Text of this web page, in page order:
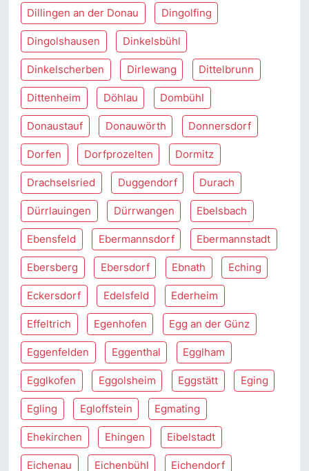
Dillingen an der Donau Dingolfing
Dingolshausen Dinkelsbühl
Dinkelscherben Dirlewang Dittelbrunn
Dittenheim Döhlau Dombühl
Donaustauf Donauwörth Donnersdorf
Dorfen Dorfprozelten Dormitz
Drachselsried Duggendorf Durach
Dürrlauingen Dürrwangen Ebelsbach
Ebensfeld Ebermannsdorf Ebermannstadt
Ebersberg Ebersdorf Ebnath Eching
Eckersdorf Edelsfeld Ederheim
Effeltrich Egenhofen Egg an der Günz
Eggenfelden Eggenthal Egglham
Egglkofen Eggolsheim Eggstätt Eging
Egling Egloffstein Egmating
Ehekirchen Ehingen Eibelstadt
Eichenau Eichenbühl Eichendorf